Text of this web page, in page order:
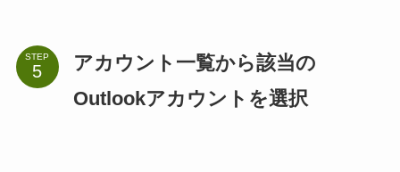
STEP
アカウント一覧から該当の
Outlookアカウントを選択